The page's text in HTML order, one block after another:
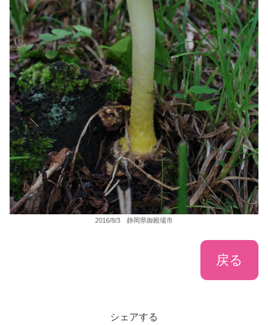
2016/8/3 静岡県御殿場市
戻る
シェアする